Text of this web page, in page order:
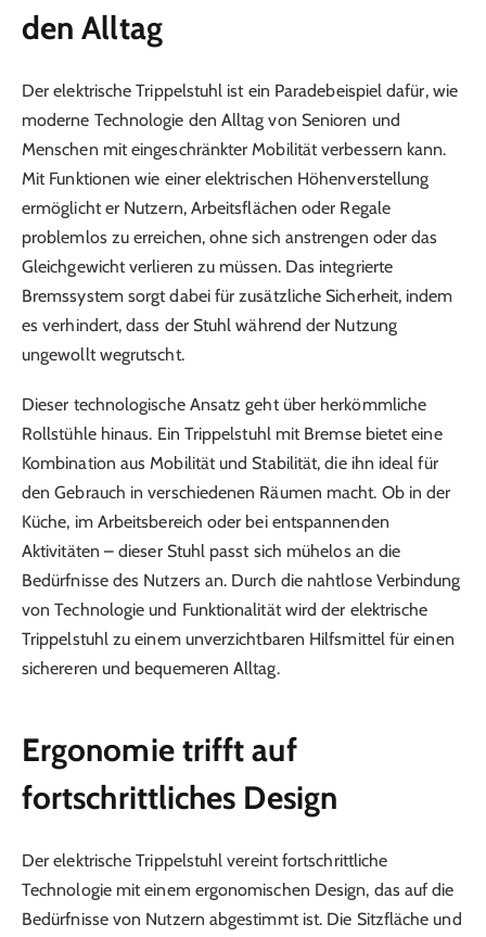
den Alltag
Der elektrische Trippelstuhl ist ein Paradebeispiel dafür, wie
moderne Technologie den Alltag von Senioren und
Menschen mit eingeschränkter Mobilität verbessern kann.
Mit Funktionen wie einer elektrischen Höhenverstellung
ermöglicht er Nutzern, Arbeitsflächen oder Regale
problemlos zu erreichen, ohne sich anstrengen oder das
Gleichgewicht verlieren zu müssen. Das integrierte
Bremssystem sorgt dabei für zusätzliche Sicherheit, indem
es verhindert, dass der Stuhl während der Nutzung
ungewollt wegrutscht.
Dieser technologische Ansatz geht über herkömmliche
Rollstühle hinaus. Ein Trippelstuhl mit Bremse bietet eine
Kombination aus Mobilität und Stabilität, die ihn ideal für
den Gebrauch in verschiedenen Räumen macht. Ob in der
Küche, im Arbeitsbereich oder bei entspannenden
Aktivitäten – dieser Stuhl passt sich mühelos an die
Bedürfnisse des Nutzers an. Durch die nahtlose Verbindung
von Technologie und Funktionalität wird der elektrische
Trippelstuhl zu einem unverzichtbaren Hilfsmittel für einen
sichereren und bequemeren Alltag.
Ergonomie trifft auf
fortschrittliches Design
Der elektrische Trippelstuhl vereint fortschrittliche
Technologie mit einem ergonomischen Design, das auf die
Bedürfnisse von Nutzern abgestimmt ist. Die Sitzfläche und